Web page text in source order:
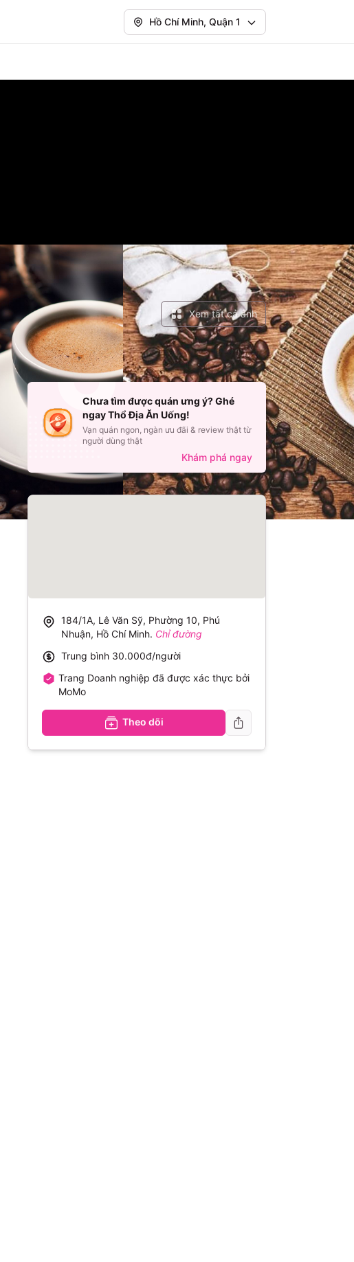
Hồ Chí Minh, Quận 1
Xem tất cả ảnh
184/1A, Lê Văn Sỹ, Phường 10, Phú
Nhuận, Hồ Chí Minh. Chỉ đường
Trung bình 30.000đ/người
Trang Doanh nghiệp đã được xác thực bởi
MoMo
Theo dõi
Chưa tìm được quán ưng ý? Ghé
ngay Thổ Địa Ăn Uống!
Vạn quán ngon, ngàn ưu đãi & review thật từ
người dùng thật
Khám phá ngay